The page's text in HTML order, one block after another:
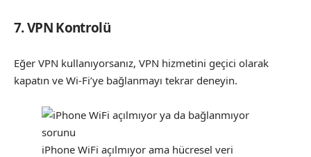
7. VPN Kontrolü
Eğer VPN kullanıyorsanız, VPN hizmetini geçici olarak
kapatın ve Wi-Fi’ye bağlanmayı tekrar deneyin.
iPhone WiFi açılmıyor ama hücresel veri